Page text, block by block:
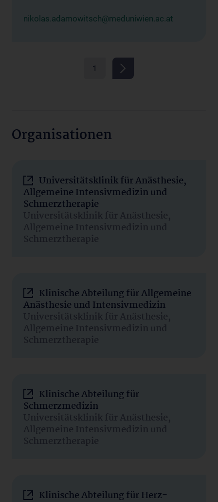
nikolas.adamowitsch@meduniwien.ac.at
1
Organisationen
Universitätsklinik für Anästhesie,
Allgemeine Intensivmedizin und
Schmerztherapie
Universitätsklinik für Anästhesie,
Allgemeine Intensivmedizin und
Schmerztherapie
Klinische Abteilung für Allgemeine
Anästhesie und Intensivmedizin
Universitätsklinik für Anästhesie,
Allgemeine Intensivmedizin und
Schmerztherapie
Klinische Abteilung für
Schmerzmedizin
Universitätsklinik für Anästhesie,
Allgemeine Intensivmedizin und
Schmerztherapie
Klinische Abteilung für Herz-